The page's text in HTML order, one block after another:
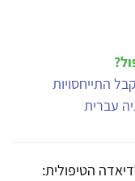
התייחסויות
עברית
הטיפולית: